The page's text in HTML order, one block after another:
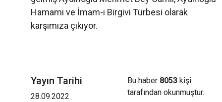
Hamamı ve İmam-ı Birgivi Türbesi olarak
karşımıza çıkıyor.
Yayın Tarihi
28.09.2022
Bu haber 8053 kişi
tarafından okunmuştur.